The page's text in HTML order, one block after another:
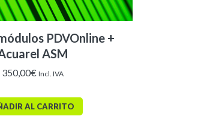
PDVOnline +
ASM
350,00€ Incl. IVA
AL CARRITO